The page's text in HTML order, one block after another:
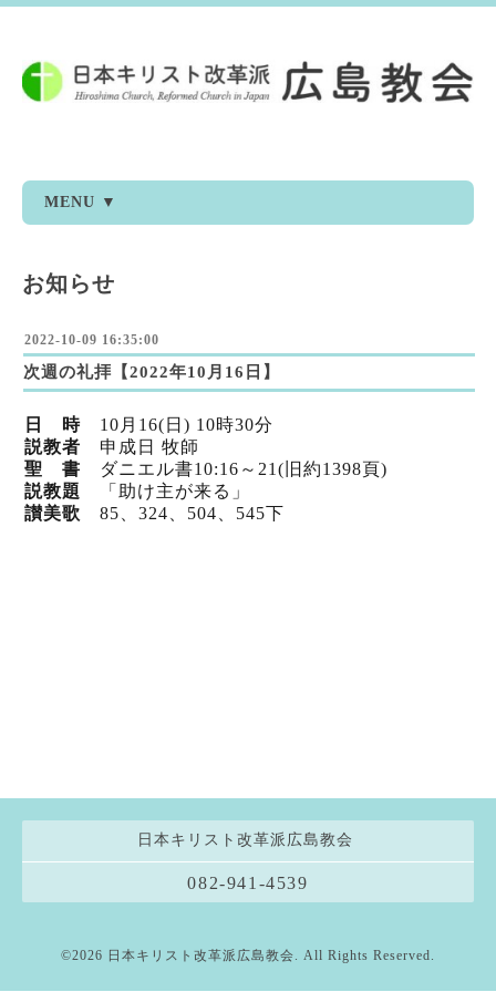
MENU ▼
お知らせ
2022-10-09 16:35:00
次週の礼拝【2022年10月16日】
日 時 10 月16(日) 10時30分
説教者 申成日 牧師
聖 書 ダニエル書10:16～21(旧 約1398頁)
説教題
「助け主が来る」
讃美歌 85、324、504、545下
日本キリスト改革派広島教会
082-941-4539
©2026 日本キリスト改革派広島教会. All Rights Reserved.